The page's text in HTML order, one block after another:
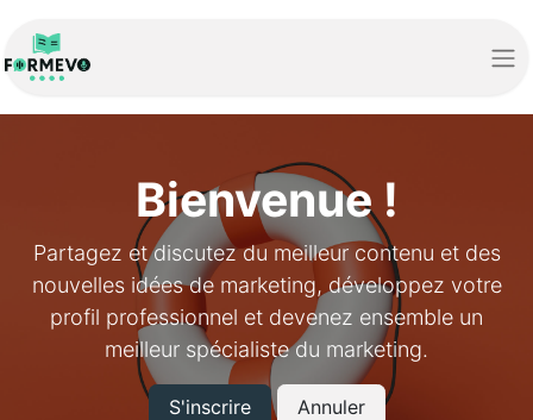
Bienvenue !
Partagez et discutez du meilleur contenu et des
nouvelles idées de marketing, développez votre
profil professionnel et devenez ensemble un
meilleur spécialiste du marketing.
S'inscrire Annuler